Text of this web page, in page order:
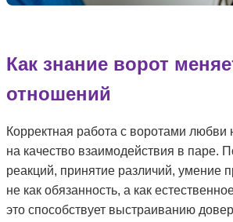
Как знание ворот
отношений
Корректная работа с воротами
на качество взаимодействия в паре.
реакций, принятие различий, умение
не как обязанность, а как
это способствует выстраиванию